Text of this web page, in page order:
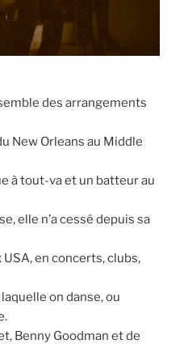
des arrangements
New Orleans au Middle
à tout-va et un batteur au
elle n’a cessé depuis sa
en concerts, clubs,
on danse, ou
Benny Goodman et de